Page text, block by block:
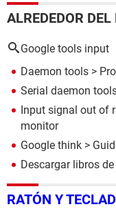
ALREDEDOR
Google tools input
Daemon tools >
Serial daemon
Input signal out of
monitor
Google think >
Descargar libros
RATÓN Y